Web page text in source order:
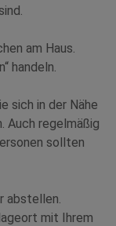
am Haus.
handeln.
sich in der Nähe
Auch regelmäßig
sollten
abstellen.
mit Ihrem